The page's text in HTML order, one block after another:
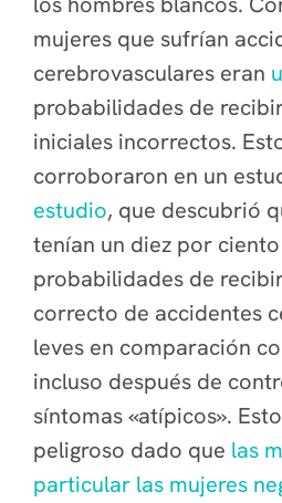
mujeres que sufrían
cerebrovasculares eran
probabilidades de
iniciales incorrectos.
corroboraron en un
estudio, que descubrió
tenían un diez por
probabilidades de
correcto de accidentes
leves en comparación
incluso después de
síntomas «atípicos».
peligroso dado que las
particular las mujeres